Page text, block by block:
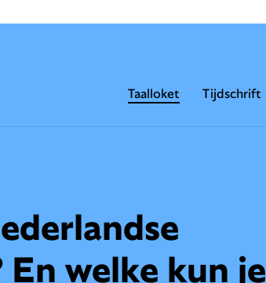
Taalloket Tijdschrift
welke kun je